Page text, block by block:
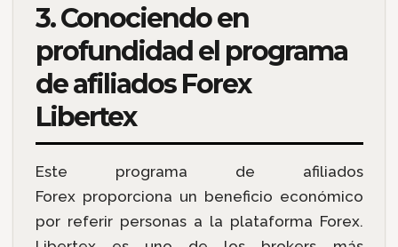
3. Conociendo en
profundidad el programa
de afiliados Forex
Libertex
Este programa de afiliados
Forex proporciona un beneficio económico
por referir personas a la plataforma Forex.